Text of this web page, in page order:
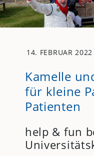
14. FEBRUAR 2022
Kamelle
für kleine
Patienten
help & fun